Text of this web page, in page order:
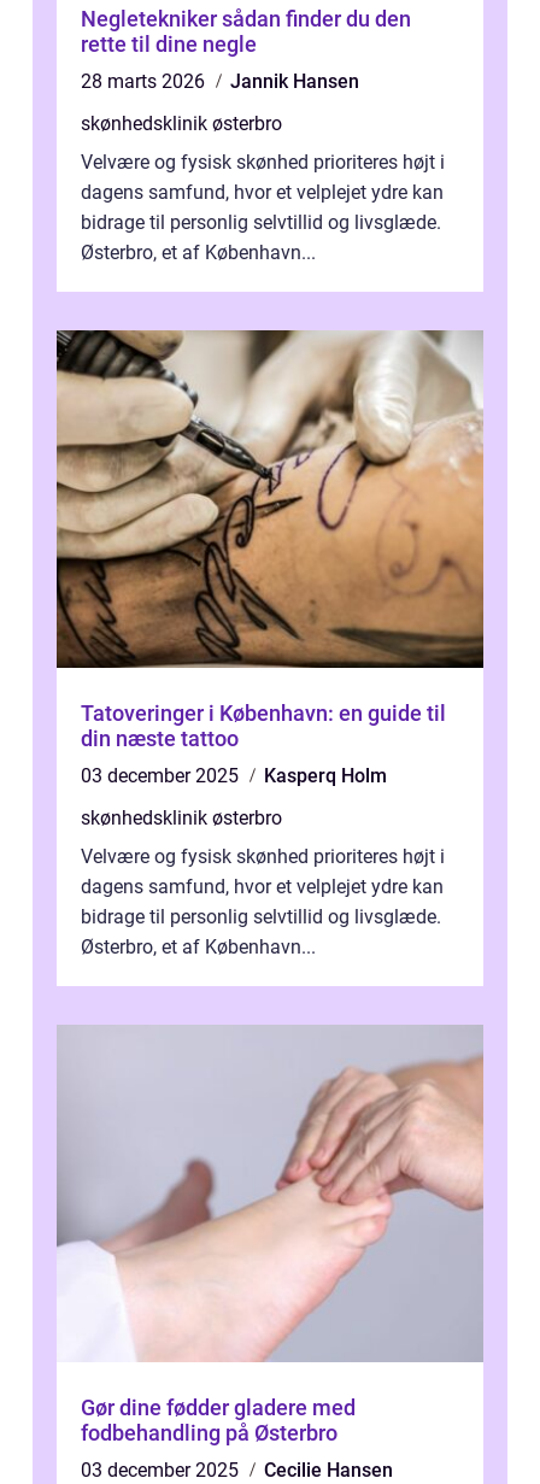
Negletekniker sådan finder du den
rette til dine negle
28 marts 2026
Jannik Hansen
skønhedsklinik østerbro
Velvære og fysisk skønhed prioriteres højt i
dagens samfund, hvor et velplejet ydre kan
bidrage til personlig selvtillid og livsglæde.
Østerbro, et af København...
Tatoveringer i København: en guide til
din næste tattoo
03 december 2025
Kasperq Holm
skønhedsklinik østerbro
Velvære og fysisk skønhed prioriteres højt i
dagens samfund, hvor et velplejet ydre kan
bidrage til personlig selvtillid og livsglæde.
Østerbro, et af København...
Gør dine fødder gladere med
fodbehandling på Østerbro
03 december 2025
Cecilie Hansen